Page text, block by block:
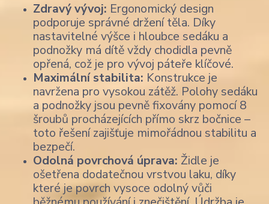
Zdravý vývoj: Ergonomický design
podporuje správné držení těla. Díky
nastavitelné výšce i hloubce sedáku a
podnožky má dítě vždy chodidla pevně
opřená, což je pro vývoj páteře klíčové.
Maximální stabilita: Konstrukce je
navržena pro vysokou zátěž. Polohy sedáku
a podnožky jsou pevně fixovány pomocí 8
šroubů procházejících přímo skrz bočnice –
toto řešení zajišťuje mimořádnou stabilitu a
bezpečí.
Odolná povrchová úprava: Židle je
ošetřena dodatečnou vrstvou laku, díky
které je povrch vysoce odolný vůči